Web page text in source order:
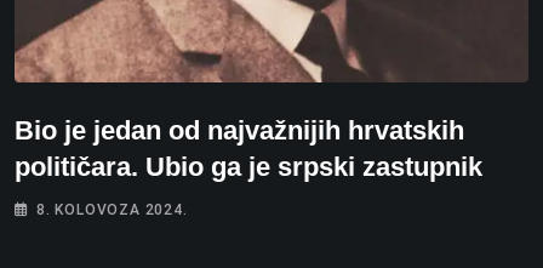
Bio je jedan od najvažnijih hrvatskih
političara. Ubio ga je srpski zastupnik
8. KOLOVOZA 2024.